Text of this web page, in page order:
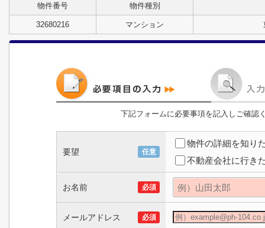
物件番号 物件種別
32680216 マンション
下記フォームに必要事項を記入しご確認
要望 任意
物件の詳細を知り
不動産会社に行き
お名前 必須
メールアドレス 必須